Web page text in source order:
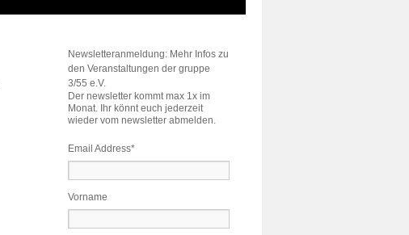
Newsletteranmeldung: Mehr Infos zu
den Veranstaltungen der gruppe
3/55 e.V.
Der newsletter kommt max 1x im
Monat. Ihr könnt euch jederzeit
wieder vom newsletter abmelden.
Email Address*
Vorname